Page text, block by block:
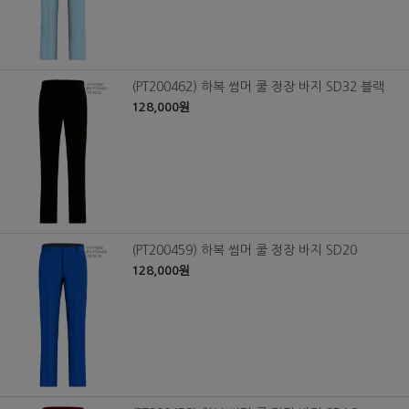
(PT200462) 하복 썸머 쿨 정장 바지 SD32 블랙
128,000원
(PT200459) 하복 썸머 쿨 정장 바지 SD20
128,000원